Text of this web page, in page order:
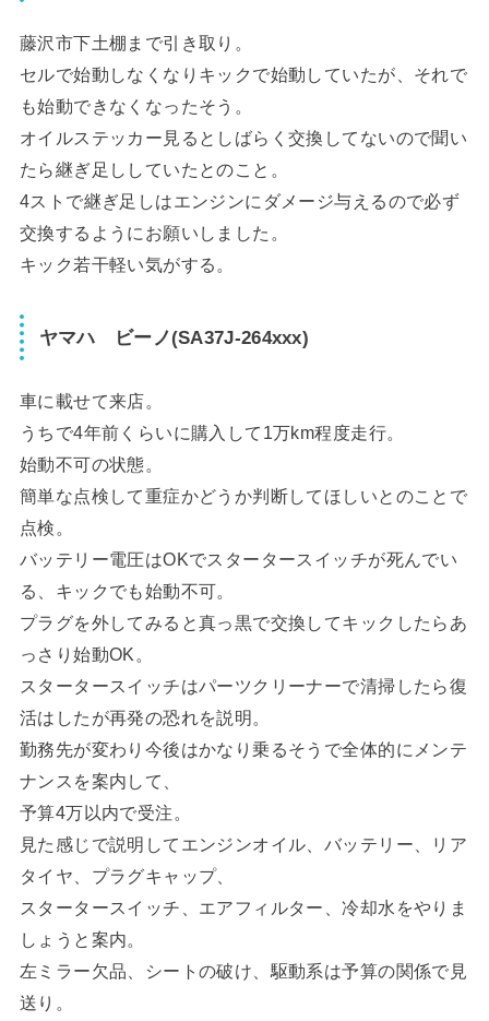
藤沢市下土棚まで引き取り。
セルで始動しなくなりキックで始動していたが、それで
も始動できなくなったそう。
オイルステッカー見るとしばらく交換してないので聞い
たら継ぎ足ししていたとのこと。
4ストで継ぎ足しはエンジンにダメージ与えるので必ず
交換するようにお願いしました。
キック若干軽い気がする。
ヤマハ ビーノ(SA37J-264xxx)
車に載せて来店。
うちで4年前くらいに購入して1万km程度走行。
始動不可の状態。
簡単な点検して重症かどうか判断してほしいとのことで
点検。
バッテリー電圧はOKでスタータースイッチが死んでい
る、キックでも始動不可。
プラグを外してみると真っ黒で交換してキックしたらあ
っさり始動OK。
スタータースイッチはパーツクリーナーで清掃したら復
活はしたが再発の恐れを説明。
勤務先が変わり今後はかなり乗るそうで全体的にメンテ
ナンスを案内して、
予算4万以内で受注。
見た感じで説明してエンジンオイル、バッテリー、リア
タイヤ、プラグキャップ、
スタータースイッチ、エアフィルター、冷却水をやりま
しょうと案内。
左ミラー欠品、シートの破け、駆動系は予算の関係で見
送り。